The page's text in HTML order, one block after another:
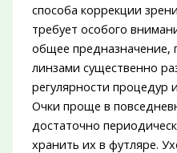
способа коррекции
требует особого
общее предназначение,
линзами существенно
регулярности процедур
Очки проще в
достаточно
хранить их в футляре.